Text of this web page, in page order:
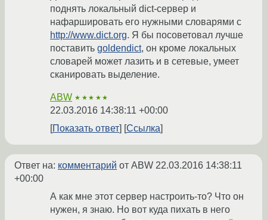
поднять локальный dict-сервер и
нафаршировать его нужными словарями с
http://www.dict.org. Я бы посоветовал лучше
поставить goldendict, он кроме локальных
словарей может лазить и в сетевые, умеет
сканировать выделение.
ABW ★★★★★
22.03.2016 14:38:11 +00:00
Показать ответ
Ссылка
Ответ на: комментарий от ABW 22.03.2016 14:38:11
+00:00
А как мне этот сервер настроить-то? Что он
нужен, я знаю. Но вот куда пихать в него